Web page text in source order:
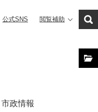
公式SNS 閲覧補助
市政情報